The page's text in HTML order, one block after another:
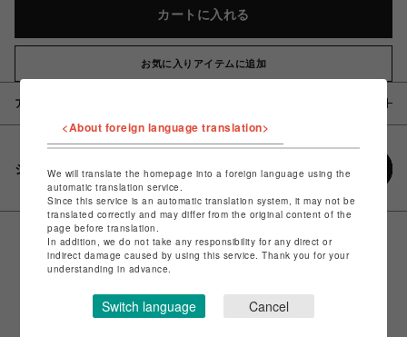
カートに入れる
お気に入りアイテムに追加
アイテム説明 / 素材
シェアする
<About foreign language translation>
We will translate the homepage into a foreign language using the
automatic translation service.
Since this service is an automatic translation system, it may not be
translated correctly and may differ from the original content of the
page before translation.
In addition, we do not take any responsibility for any direct or
indirect damage caused by using this service. Thank you for your
understanding in advance.
Switch language Cancel